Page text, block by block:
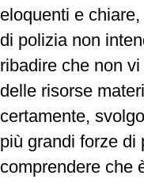
eloquenti e
di polizia non
ribadire che non
delle risorse
certamente,
più grandi forze di
comprendere che